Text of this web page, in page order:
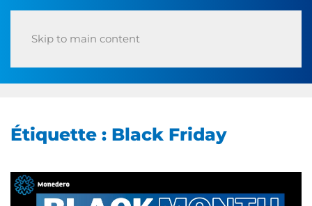
Skip to main content
Étiquette : Black Friday